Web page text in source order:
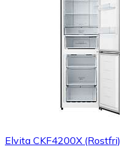
Elvita CKF4200X (Rostfri)